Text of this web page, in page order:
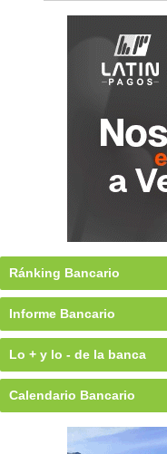
Ránking Bancario
Informe Bancario
Lo + y lo - de la banca
Calendario Bancario